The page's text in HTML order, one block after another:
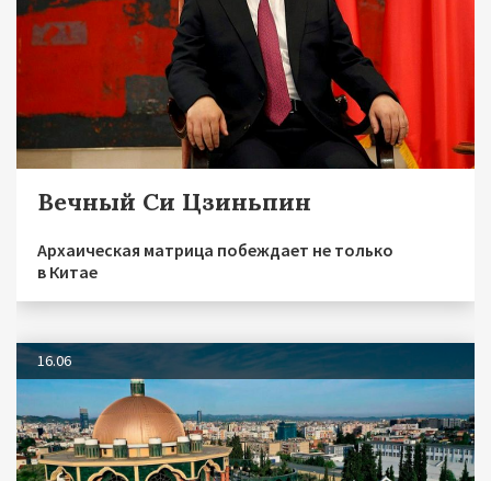
Вечный Си Цзиньпин
Архаическая матрица побеждает не только
в Китае
16.06